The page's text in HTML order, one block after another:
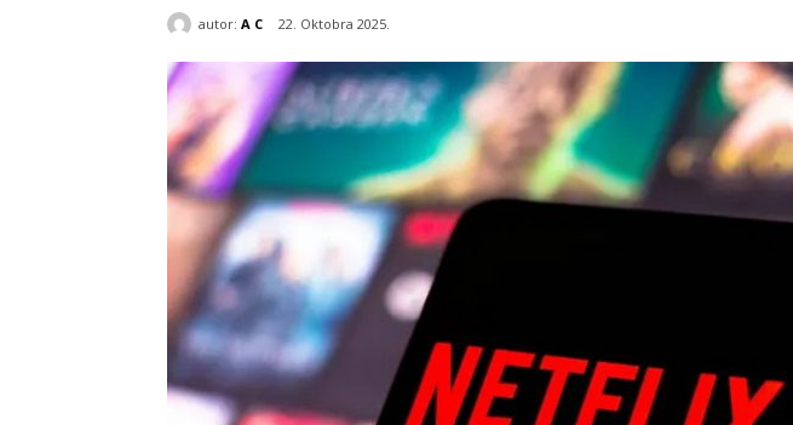
autor: A C 22. Oktobra 2025.